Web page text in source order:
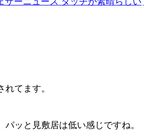
てます。
ッと見敷居は低い感じですね。